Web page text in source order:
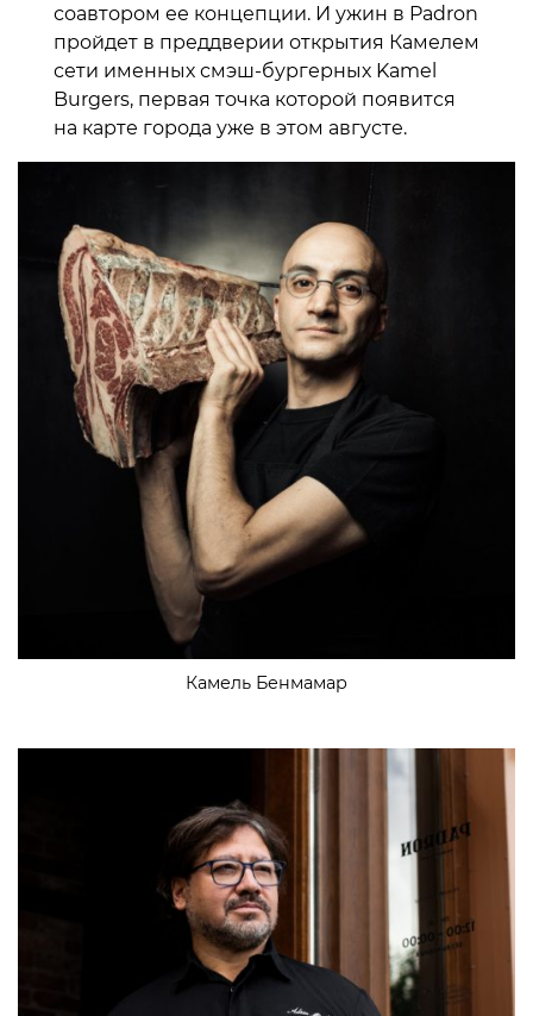
соавтором ее концепции. И ужин в Padron
пройдет в преддверии открытия Камелем
сети именных смэш-бургерных Kamel
Burgers, первая точка которой появится
на карте города уже в этом августе.
Камель Бенмамар